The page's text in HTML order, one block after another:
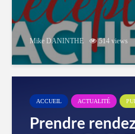
Mike DANINTHE 514 views
ACCUEIL ACTUALITÉ
Prendre